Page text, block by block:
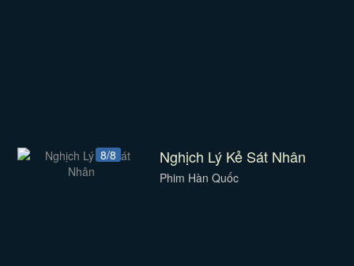
8/8 Nghịch Lý Kẻ Sát Nhân
Phim Hàn Quốc